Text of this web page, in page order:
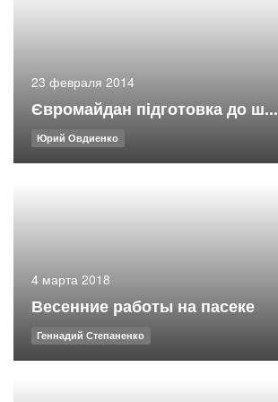
23 февраля 2014
Євромайдан підготовка до ш...
Юрий Овдиенко
4 марта 2018
Весенние работы на пасеке
Геннадий Степаненко